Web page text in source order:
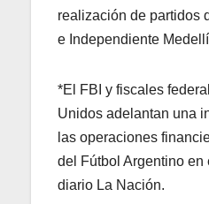
realización de partidos
e Independiente
*El FBI y fiscales
Unidos adelantan una
las operaciones
del Fútbol Argentino en
diario La Nación.